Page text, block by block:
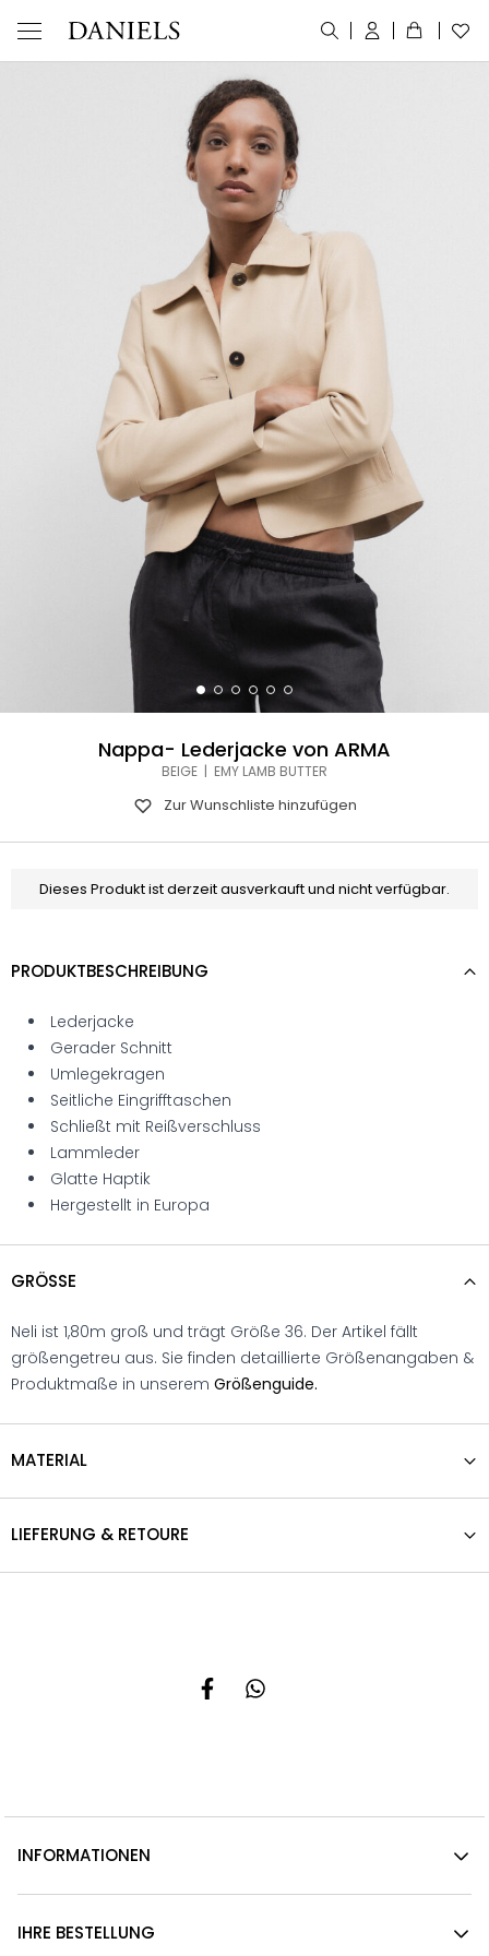
Nappa- Lederjacke von ARMA
BEIGE | EMY LAMB BUTTER
Zur Wunschliste hinzufügen
Dieses Produkt ist derzeit ausverkauft und nicht verfügbar.
PRODUKTBESCHREIBUNG
Lederjacke
Gerader Schnitt
Umlegekragen
Seitliche Eingrifftaschen
Schließt mit Reißverschluss
Lammleder
Glatte Haptik
Hergestellt in Europa
GRÖSSE
Neli ist 1,80m groß und trägt Größe 36. Der Artikel fällt
größengetreu aus. Sie finden detaillierte Größenangaben &
Produktmaße in unserem Größenguide.
MATERIAL
LIEFERUNG & RETOURE
INFORMATIONEN
IHRE BESTELLUNG